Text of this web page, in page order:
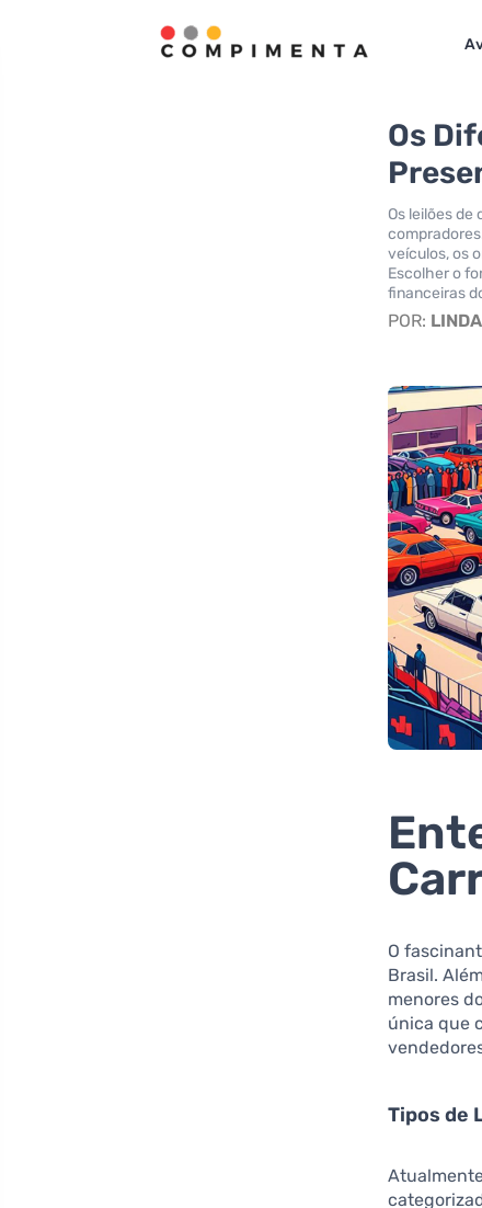
Os
Os leilões
veículos, os
Escolher o
financeiras
POR:
O
Brasil.
menores
única que
Tipos de